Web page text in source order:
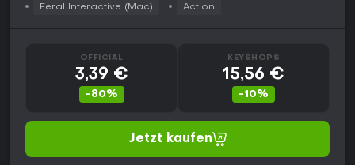
Feral Interactive (Mac) Action
OFFICIAL
3,39 €
-80%
KEYSHOPS
15,56 €
-10%
Jetzt kaufen